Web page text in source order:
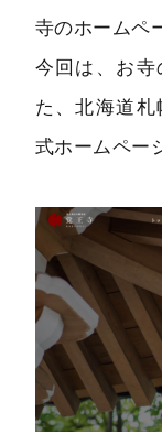
寺のホームペ
今回は、お寺
た、北海道札
式ホームペー